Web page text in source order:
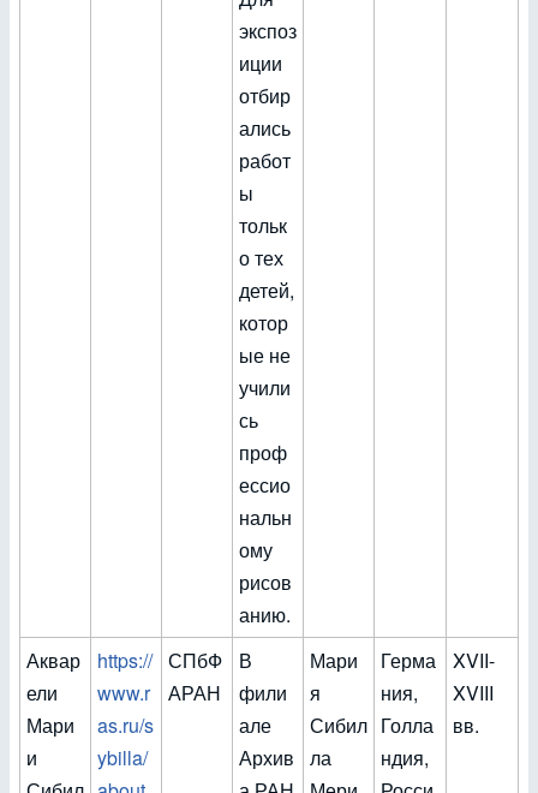
экспоз
иции
отбир
ались
работ
ы
тольк
о тех
детей,
котор
ые не
учили
сь
проф
ессио
нальн
ому
рисов
анию.
Аквар
ели
Мари
и
https://
www.r
as.ru/s
ybilla/
СПбФ
АРАН
В
фили
але
Архив
Мари
я
Сибил
ла
Герма
ния,
Голла
ндия,
XVII-
XVIII
вв.